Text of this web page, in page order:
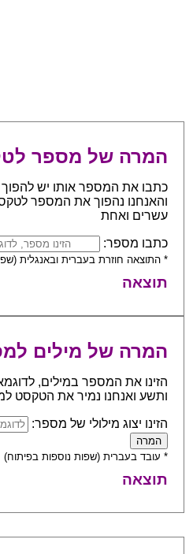
המרה של מספר
והאנחנו נהפוך את המספר
עשרים ואחת
כתבו מספר:
* התוצאה חוזרת בעברית ובאנגלית
תוצאה
המרה של מילים
הזינו את המספר במילים,
ותשע ואנחנו נמיר את הטקסט
הזינו יצוג מילולי של מספר:
* עובד בעברית (שפות נוספות בפיתוח)
תוצאה